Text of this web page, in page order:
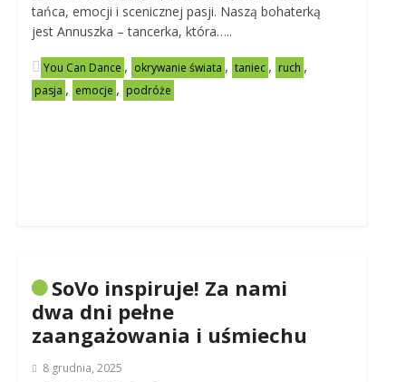
tańca, emocji i scenicznej pasji. Naszą bohaterką
jest Annuszka – tancerka, która…..
You Can Dance , okrywanie świata , taniec , ruch ,
pasja , emocje , podróże
SoVo inspiruje! Za nami
dwa dni pełne
zaangażowania i uśmiechu
8 grudnia, 2025